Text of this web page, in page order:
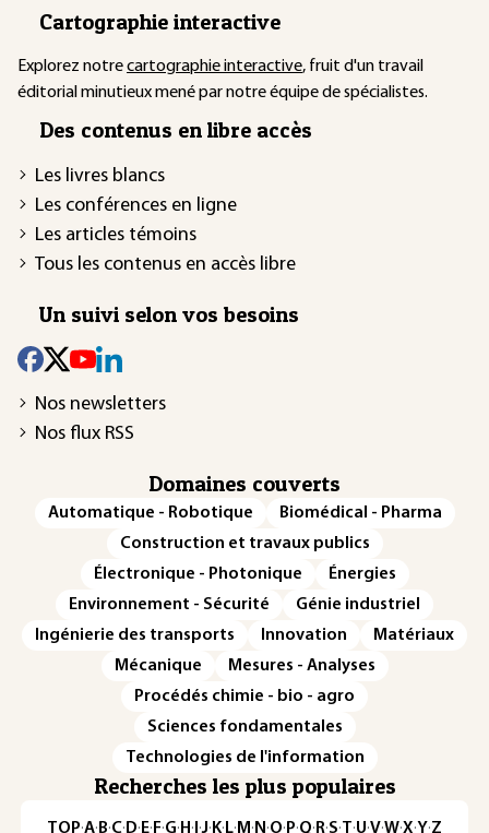
Cartographie interactive
Explorez notrecartographie interactive, fruit d'un travail
éditorial minutieux mené par notre équipe de spécialistes.
Des contenus en libre accès
Les livres blancs
Les conférences en ligne
Les articles témoins
Tous les contenus en accès libre
Un suivi selon vos besoins
Nos newsletters
Nos flux RSS
Domaines couverts
Automatique - Robotique
Biomédical - Pharma
Construction et travaux publics
Électronique - Photonique
Énergies
Environnement - Sécurité
Génie industriel
Ingénierie des transports
Innovation
Matériaux
Mécanique
Mesures - Analyses
Procédés chimie - bio - agro
Sciences fondamentales
Technologies de l'information
Recherches les plus populaires
TOP·A·B·C· D· E· F·G· H · ·J· K· L· M · N ·O· P·Q· R·S·T·U·V·W·X·Y·Z